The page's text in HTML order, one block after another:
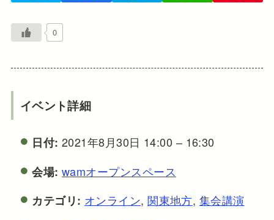
0
イベント詳細
日付: 2021年8月30日 14:00 – 16:30
会場: wamオープンスペース
カテゴリ: オンライン,関東地方, 集会講演